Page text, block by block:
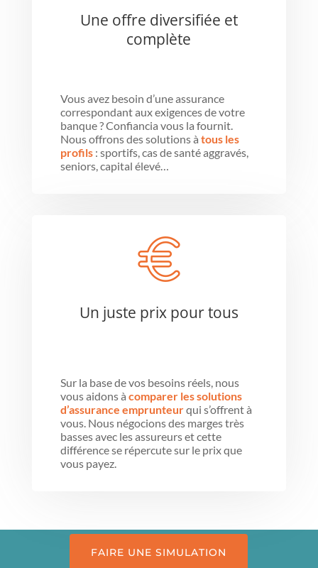
Une offre diversifiée et
complète
Vous avez besoin d’une assurance
correspondant aux exigences de votre
banque ? Confiancia vous la fournit.
Nous offrons des solutions à tous les
profils: sportifs, cas de santé aggravés,
seniors, capital élevé…
Un juste prix pour tous
Sur la base de vos besoins réels, nous
vous aidons à comparer les solutions
d’assurance emprunteurqui s’offrent à
vous. Nous négocions des marges très
basses avec les assureurs et cette
différence se répercute sur le prix que
vous payez.
FAIRE UNE SIMULATION